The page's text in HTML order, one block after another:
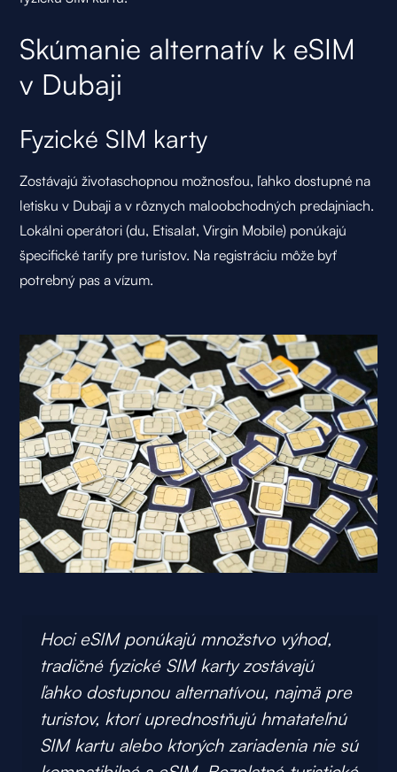
Skúmanie alternatív k eSIM
v Dubaji
Fyzické SIM karty
Zostávajú životaschopnou možnosťou, ľahko dostupné na
letisku v Dubaji a v rôznych maloobchodných predajniach.
Lokálni operátori (du, Etisalat, Virgin Mobile) ponúkajú
špecifické tarify pre turistov. Na registráciu môže byť
potrebný pas a vízum.
Hoci eSIM ponúkajú množstvo výhod,
tradičné fyzické SIM karty zostávajú
ľahko dostupnou alternatívou, najmä pre
turistov, ktorí uprednostňujú hmatateľnú
SIM kartu alebo ktorých zariadenia nie sú